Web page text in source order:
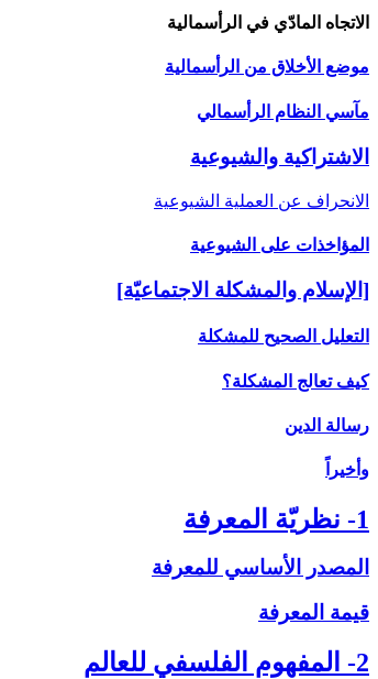
الاتجاه المادّي في الرأسمالية
موضع الأخلاق من الرأسمالية
مآسي النظام الرأسمالي
الاشتراكية والشيوعية
الانحراف عن العملية الشيوعية
المؤاخذات على الشيوعية
[الإسلام والمشكلة الاجتماعيّة]
التعليل الصحيح للمشكلة
كيف تعالج المشكلة؟
رسالة الدين
وأخيراً
1- نظريّة المعرفة
المصدر الأساسي للمعرفة
قيمة المعرفة
2- المفهوم الفلسفي للعالم